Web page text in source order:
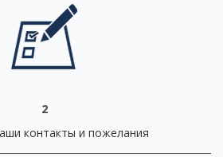
2
контакты и пожелания